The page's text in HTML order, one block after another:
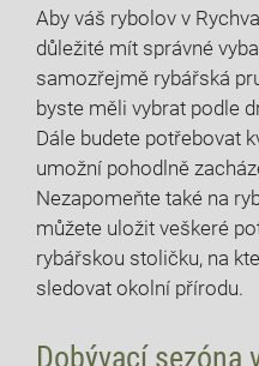
Aby váš rybolov v
důležité⁤ mít správné
samozřejmě ​rybářská‍
byste měli vybrat podle
Dále budete potřebovat
umožní pohodlně
Nezapomeňte také na
můžete uložit veškeré
rybářskou stoličku, ​na
sledovat okolní přírodu.
Dobývací sezóna